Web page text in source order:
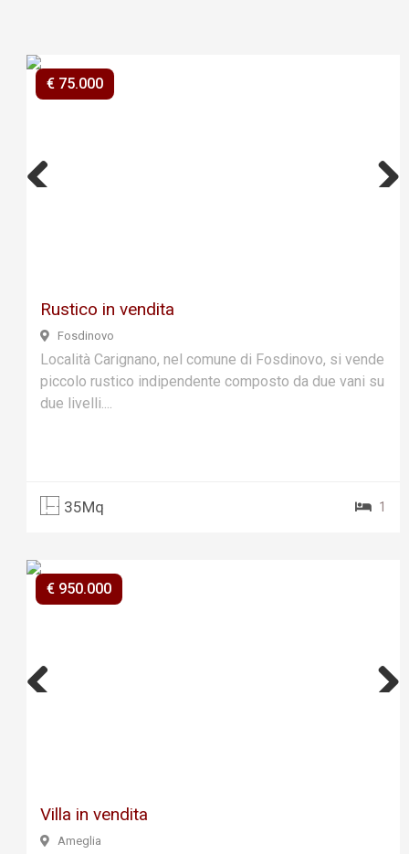
€ 75.000
Rustico in vendita
Fosdinovo
Località Carignano, nel comune di Fosdinovo, si vende
piccolo rustico indipendente composto da due vani su
due livelli....
35Mq 1
€ 950.000
Villa in vendita
Ameglia